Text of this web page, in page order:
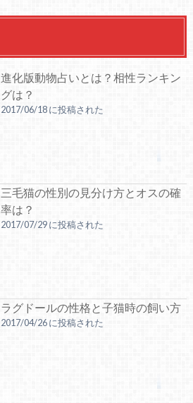
進化版動物占いとは？相性ランキン
グは？
2017/06/18 に投稿された
三毛猫の性別の見分け方とオスの確
率は？
2017/07/29 に投稿された
ラグドールの性格と子猫時の飼い方
2017/04/26 に投稿された